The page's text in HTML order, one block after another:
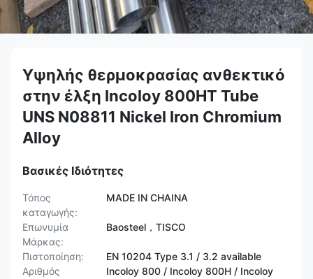
Υψηλής θερμοκρασίας ανθεκτικό
στην έλξη Incoloy 800HT Tube
UNS N08811 Nickel Iron Chromium
Alloy
Βασικές Ιδιότητες
Τόπος
καταγωγής:
MADE IN CHAINA
Επωνυμία
Μάρκας:
Baosteel，TISCO
Πιστοποίηση:
EN 10204 Type 3.1 / 3.2 available
Αριθμός
Incoloy 800 / Incoloy 800H / Incoloy